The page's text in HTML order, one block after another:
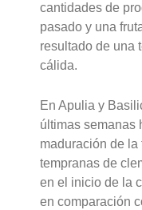
cantidades de
pasado y una
resultado de una
cálida.
En Apulia y
últimas semanas
maduración de
tempranas de
en el inicio de la
en comparación